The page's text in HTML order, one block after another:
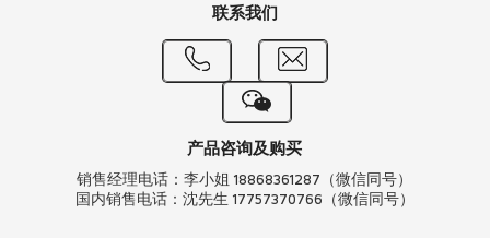
联系我们
产品咨询及购买
销售经理电话：李小姐 18868361287（微信同号）
国内销售电话：沈先生 17757370766（微信同号）